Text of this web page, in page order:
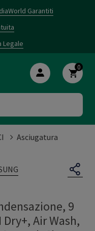
Garantiti
Legale
0
Asciugatura
9
Air Wash,